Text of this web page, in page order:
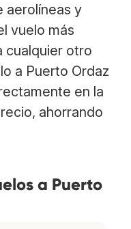
aerolíneas y
vuelo más
cualquier otro
a Puerto Ordaz
en la
ahorrando
a Puerto